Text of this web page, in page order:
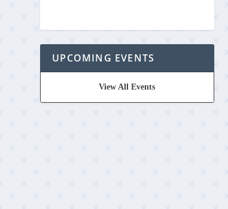
UPCOMING EVENTS
View All Events